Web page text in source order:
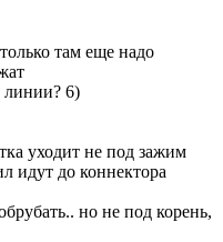
там еще надо
линии? 6)
уходит не под зажим
идут до коннектора
но не под корень,